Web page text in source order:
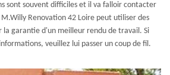
sont souvent difficiles et il va falloir contacter
Renovation 42 Loire peut utiliser des
la garantie d'un meilleur rendu de travail. Si
veuillez lui passer un coup de fil.